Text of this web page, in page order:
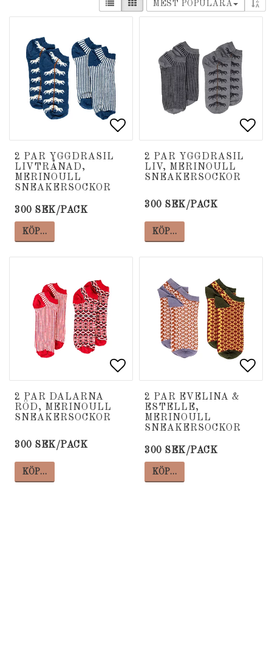
MEST POPULÄRA
Lägg till i
Lägg till i
2 PAR YGGDRASIL
LIVTRÅNAD,
MERINOULL
SNEAKERSOCKOR
300 SEK/PACK
KÖP…
2 PAR YGGDRASIL
LIV, MERINOULL
SNEAKERSOCKOR
300 SEK/PACK
KÖP…
Lägg till i
Lägg till i
2 PAR DALARNA
RÖD, MERINOULL
SNEAKERSOCKOR
300 SEK/PACK
KÖP…
2 PAR EVELINA &
ESTELLE,
MERINOULL
SNEAKERSOCKOR
300 SEK/PACK
KÖP…